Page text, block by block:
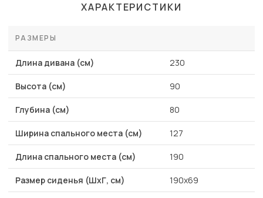
ХАРАКТЕРИСТИКИ
РАЗМЕРЫ
Длина дивана (см) 230
Высота (см) 90
Глубина (см) 80
Ширина спального места (см) 127
Длина спального места (см) 190
Размер сиденья (ШхГ, см) 190х69